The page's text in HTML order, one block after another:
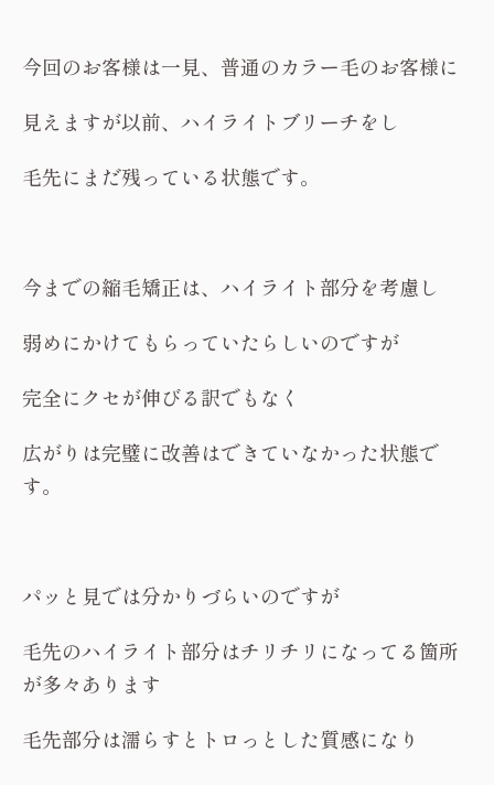
今回のお客様は一見、普通のカラー毛のお客様に
見えますが以前、ハイライトブリーチをし
毛先にまだ残っている状態です。
今までの縮毛矯正は、ハイライト部分を考慮し
弱めにかけてもらっていたらしいのですが
完全にクセが伸びる訳でもなく
広がりは完璧に改善はできていなかった状態で
す。
パッと見では分かりづらいのですが
毛先のハイライト部分はチリチリになってる箇所
が多々あります
毛先部分は濡らすとトロっとした質感になり